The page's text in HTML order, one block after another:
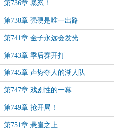
第736章 暴怒！
第738章 强硬是唯一出路
第741章 金子永远会发光
第743章 季后赛开打
第745章 声势夺人的湖人队
第747章 戏剧性的一幕
第749章 抢开局！
第751章 悬崖之上